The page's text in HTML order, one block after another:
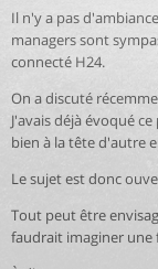
Il n'y a pas
managers sont
connecté H24.
On a discuté
J'avais déjà évoqué
bien à la tête d'autre
Le sujet est donc
Tout peut être
faudrait imaginer